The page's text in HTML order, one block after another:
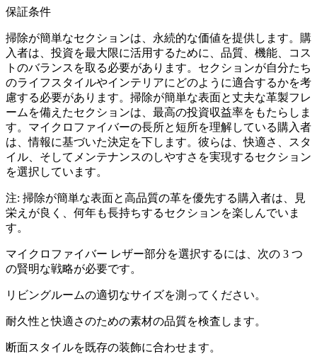
保証条件
掃除が簡単なセクションは、永続的な価値を提供します。購
入者は、投資を最大限に活用するために、品質、機能、コス
トのバランスを取る必要があります。セクションが自分たち
のライフスタイルやインテリアにどのように適合するかを考
慮する必要があります。掃除が簡単な表面と丈夫な革製フレ
ームを備えたセクションは、最高の投資収益率をもたらしま
す。マイクロファイバーの長所と短所を理解している購入者
は、情報に基づいた決定を下します。彼らは、快適さ、スタ
イル、そしてメンテナンスのしやすさを実現するセクション
を選択しています。
注: 掃除が簡単な表面と高品質の革を優先する購入者は、見
栄えが良く、何年も長持ちするセクションを楽しんでいま
す。
マイクロファイバー レザー部分を選択するには、次の 3 つ
の賢明な戦略が必要です。
リビングルームの適切なサイズを測ってください。
耐久性と快適さのための素材の品質を検査します。
断面スタイルを既存の装飾に合わせます。